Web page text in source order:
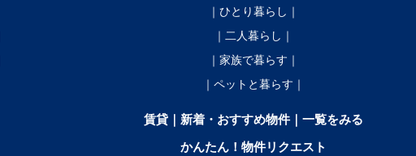
｜ひとり暮らし｜
｜二人暮らし｜
｜家族で暮らす｜
｜ペットと暮らす｜
賃貸｜新着・おすすめ物件｜一覧をみる
かんたん！物件リクエスト